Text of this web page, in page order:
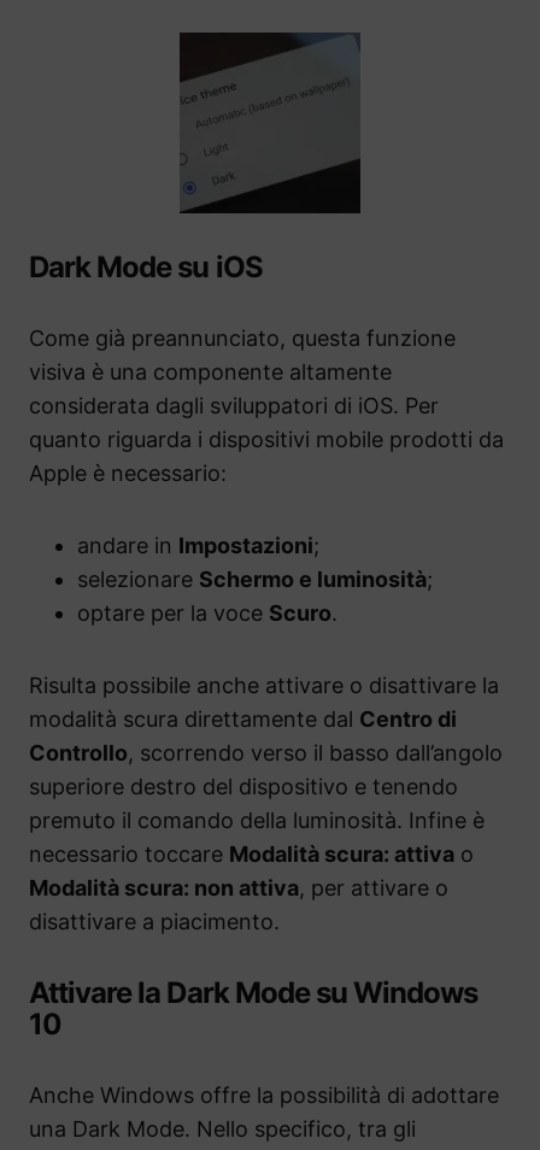
Dark Mode su iOS
Come già preannunciato, questa funzione
visiva è una componente altamente
considerata dagli sviluppatori di iOS. Per
quanto riguarda i dispositivi mobile prodotti da
Apple è necessario:
andare in Impostazioni;
selezionare Schermo e luminosità;
optare per la voce Scuro.
Risulta possibile anche attivare o disattivare la
modalità scura direttamente dal Centro di
Controllo, scorrendo verso il basso dall’angolo
superiore destro del dispositivo e tenendo
premuto il comando della luminosità. Infine è
necessario toccare Modalità scura: attiva o
Modalità scura: non attiva, per attivare o
disattivare a piacimento.
Attivare la Dark Mode su Windows
10
Anche Windows offre la possibilità di adottare
una Dark Mode. Nello specifico, tra gli